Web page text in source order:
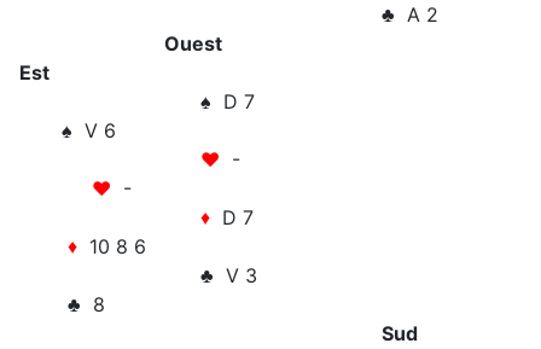
♣ A 2
Ouest
Est
♠ D 7
♠ V 6
♥ -
♥ -
♦ D 7
♦ 10 8 6
♣ V 3
♣ 8
Sud